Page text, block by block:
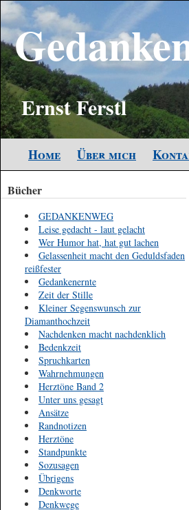
Ernst Ferstl
Home Über mich
Bücher
GEDANKENWEG
Leise gedacht - laut gelacht
Wer Humor hat, hat gut lachen
Gelassenheit macht den Geduldsfaden
reißfester
Gedankenernte
Zeit der Stille
Kleiner Segenswunsch zur
Diamanthochzeit
Nachdenken macht nachdenklich
Bedenkzeit
Spruchkarten
Wahrnehmungen
Herztöne Band 2
Unter uns gesagt
Ansätze
Randnotizen
Herztöne
Standpunkte
Sozusagen
Übrigens
Denkworte
Denkwege